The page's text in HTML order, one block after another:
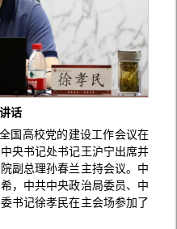
话
国高校党的建设工作会议在
央书记处书记王沪宁出席并
副总理孙春兰主持会议。中
，中共中央政治局委员、中
书记徐孝民在主会场参加了